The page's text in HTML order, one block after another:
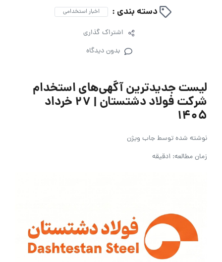
دسته بندی : اخبار استخدامی
اشتراک گذاری
بدون دیدگاه
لیست جدیدترین آگهی‌های استخدام
شرکت فولاد دشتستان | ۲۷ خرداد
۱۴۰۵
نوشته شده توسطجاب ویژن
زمان مطالعه: 1دقیقه